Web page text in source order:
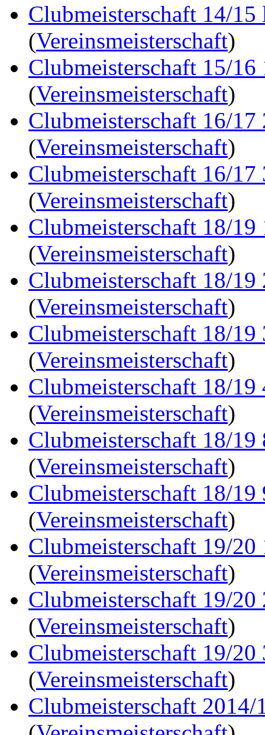
Clubmeisterschaft 14/15
(Vereinsmeisterschaft)
Clubmeisterschaft 15/16
(Vereinsmeisterschaft)
Clubmeisterschaft 16/17
(Vereinsmeisterschaft)
Clubmeisterschaft 16/17
(Vereinsmeisterschaft)
Clubmeisterschaft 18/19
(Vereinsmeisterschaft)
Clubmeisterschaft 18/19
(Vereinsmeisterschaft)
Clubmeisterschaft 18/19
(Vereinsmeisterschaft)
Clubmeisterschaft 18/19
(Vereinsmeisterschaft)
Clubmeisterschaft 18/19
(Vereinsmeisterschaft)
Clubmeisterschaft 18/19
(Vereinsmeisterschaft)
Clubmeisterschaft 19/20
(Vereinsmeisterschaft)
Clubmeisterschaft 19/20
(Vereinsmeisterschaft)
Clubmeisterschaft 19/20
(Vereinsmeisterschaft)
Clubmeisterschaft